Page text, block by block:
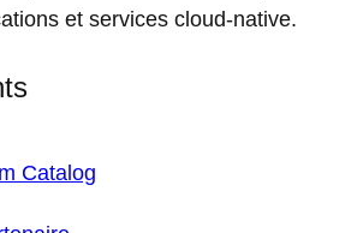
et services cloud-native.
Catalog